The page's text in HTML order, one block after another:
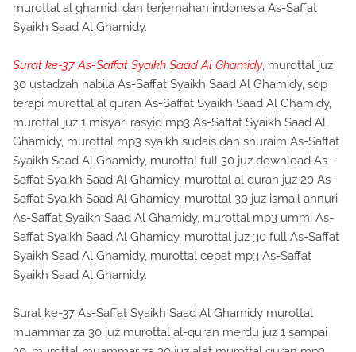
murottal al ghamidi dan terjemahan indonesia As-Saffat
Syaikh Saad Al Ghamidy.
Surat ke-37 As-Saffat Syaikh Saad Al Ghamidy, murottal juz
30 ustadzah nabila As-Saffat Syaikh Saad Al Ghamidy, sop
terapi murottal al quran As-Saffat Syaikh Saad Al Ghamidy,
murottal juz 1 misyari rasyid mp3 As-Saffat Syaikh Saad Al
Ghamidy, murottal mp3 syaikh sudais dan shuraim As-Saffat
Syaikh Saad Al Ghamidy, murottal full 30 juz download As-
Saffat Syaikh Saad Al Ghamidy, murottal al quran juz 20 As-
Saffat Syaikh Saad Al Ghamidy, murottal 30 juz ismail annuri
As-Saffat Syaikh Saad Al Ghamidy, murottal mp3 ummi As-
Saffat Syaikh Saad Al Ghamidy, murottal juz 30 full As-Saffat
Syaikh Saad Al Ghamidy, murottal cepat mp3 As-Saffat
Syaikh Saad Al Ghamidy.
Surat ke-37 As-Saffat Syaikh Saad Al Ghamidy murottal
muammar za 30 juz murottal al-quran merdu juz 1 sampai